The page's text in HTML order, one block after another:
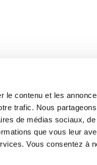
le contenu et les
trafic. Nous
de médias sociaux,
que vous leur
Vous consentez à